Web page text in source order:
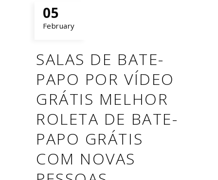
05
February
SALAS DE BATE-
PAPO POR VÍDEO
GRÁTIS MELHOR
ROLETA DE BATE-
PAPO GRÁTIS
COM NOVAS